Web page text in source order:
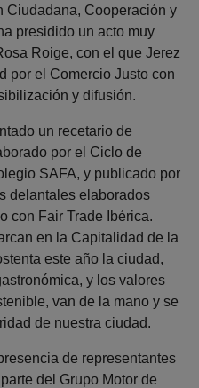
Ciudadana, Cooperación y
presidido un acto muy
Roige, con el que Jerez
por el Comercio Justo con
y difusión.
un recetario de
por el Ciclo de
SAFA, y publicado por
delantales elaborados
con Fair Trade Ibérica.
en la Capitalidad de la
este año la ciudad,
y los valores
van de la mano y se
de nuestra ciudad.
de representantes
del Grupo Motor de